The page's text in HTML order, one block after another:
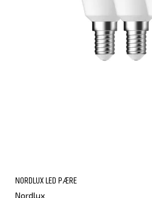
NORDLUX LED PÆRE
Nordlux